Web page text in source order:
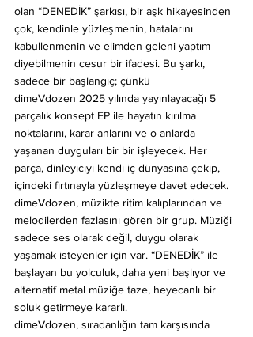
olan “DENEDİK” şarkısı, bir aşk hikayesinden
çok, kendinle yüzleşmenin, hatalarını
kabullenmenin ve elimden geleni yaptım
diyebilmenin cesur bir ifadesi. Bu şarkı,
sadece bir başlangıç; çünkü
dimeVdozen 2025 yılında yayınlayacağı 5
parçalık konsept EP ile hayatın kırılma
noktalarını, karar anlarını ve o anlarda
yaşanan duyguları bir bir işleyecek. Her
parça, dinleyiciyi kendi iç dünyasına çekip,
içindeki fırtınayla yüzleşmeye davet edecek.
dimeVdozen, müzikte ritim kalıplarından ve
melodilerden fazlasını gören bir grup. Müziği
sadece ses olarak değil, duygu olarak
yaşamak isteyenler için var. “DENEDİK” ile
başlayan bu yolculuk, daha yeni başlıyor ve
alternatif metal müziğe taze, heyecanlı bir
soluk getirmeye kararlı.
dimeVdozen, sıradanlığın tam karşısında